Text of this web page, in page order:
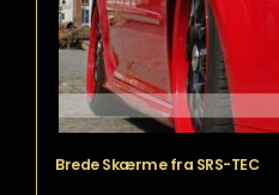
Brede Skærme fra SRS-TEC